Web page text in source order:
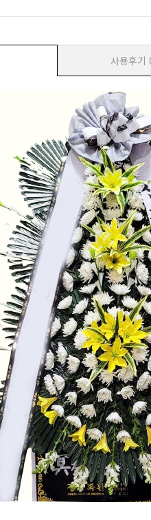
사용후기